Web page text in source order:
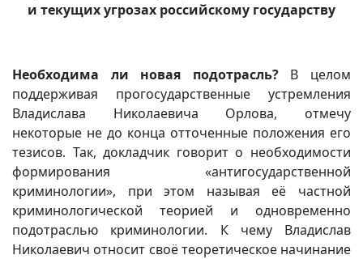
и текущих угрозах российскому государству
Необходима ли новая подотрасль? В целом
поддерживая прогосударственные устремления
Владислава Николаевича Орлова, отмечу
некоторые не до конца отточенные положения его
тезисов. Так, докладчик говорит о необходимости
формирования «антигосударственной
криминологии», при этом называя её частной
криминологической теорией и одновременно
подотраслью криминологии. К чему Владислав
Николаевич относит своё теоретическое начинание